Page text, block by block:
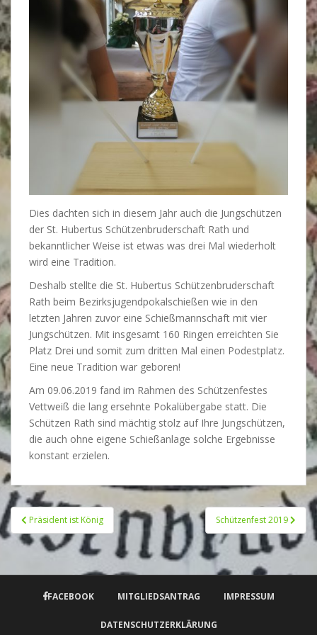
Dies dachten sich in diesem Jahr auch die Jungschützen
der St. Hubertus Schützenbruderschaft Rath und
bekanntlicher Weise ist etwas was drei Mal wiederholt
wird eine Tradition.
Deshalb stellte die St. Hubertus Schützenbruderschaft
Rath beim Bezirksjugendpokalschießen wie in den
letzten Jahren zuvor eine Schießmannschaft mit vier
Jungschützen. Mit insgesamt 160 Ringen erreichten Sie
Platz Drei und somit zum dritten Mal einen Podestplatz.
Eine neue Tradition war geboren!
Am 09.06.2019 fand im Rahmen des Schützenfestes
Vettweiß die lang ersehnte Pokalübergabe statt. Die
Schützen Rath sind mächtig stolz auf Ihre Jungschützen,
die auch ohne eigene Schießanlage solche Ergebnisse
konstant erzielen.
Beitrags-
Navigation
Präsident ist König Schützenfest 2019
FACEBOOK MITGLIEDSANTRAG IMPRESSUM
DATENSCHUTZERKLÄRUNG